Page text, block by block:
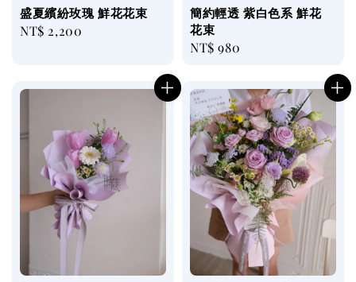
盛夏繽紛玫瑰 鮮花花束
Regular
NT$ 2,200
簡約輕透 紫白色系 鮮花
花束
Regular
NT$ 980